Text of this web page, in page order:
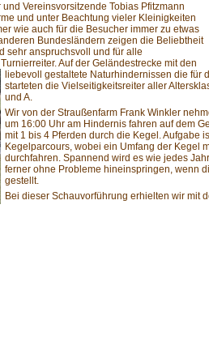
Vereinsvorsitzende Tobias Pfitzmann
und unter Beachtung vieler Kleinigkeiten
wie auch für die Besucher immer zu etwas
Bundesländern zeigen die Beliebtheit
sehr anspruchsvoll und für alle
Auf der Geländestrecke mitden
liebevoll gestaltete Naturhindernissen die für
starteten die Vielseitigkeitsreiter aller
und A.
Wir von der Straußenfarm Frank Winkler
um 16:00 Uhr am Hindernis fahren auf dem
mit 1 bis 4 Pferden durch die Kegel. Aufgabe
Kegelparcours, wobei ein Umfang der Kegel
durchfahren. Spannend wird es wie jedes
ferner ohne Probleme hineinspringen, wenn
gestellt.
Bei dieser Schauvorführung erhielten wir mit